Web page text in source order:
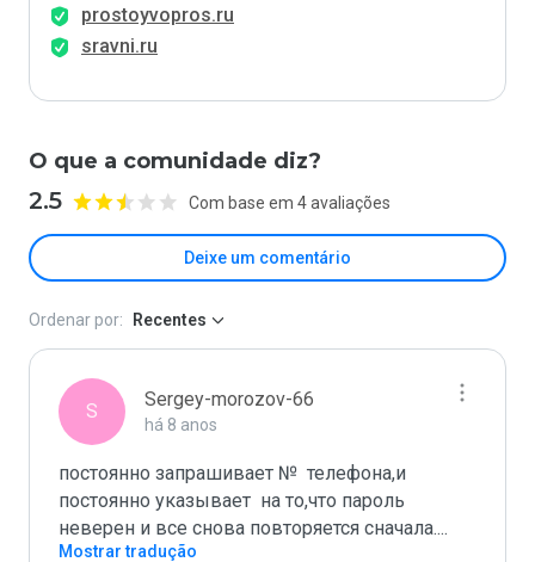
prostoyvopros.ru
sravni.ru
O que a comunidade diz?
2.5 Com base em 4 avaliações
Deixe um comentário
Ordenar por: Recentes
S
Sergey-morozov-66
há 8 anos
постоянно запрашивает №  телефона,и
постоянно указывает  на то,что пароль
неверен и все снова повторяется сначала....
Mostrar tradução